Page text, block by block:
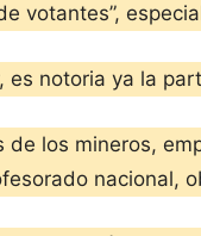
votantes”,
es notoria ya la
de los mineros,
nacional,